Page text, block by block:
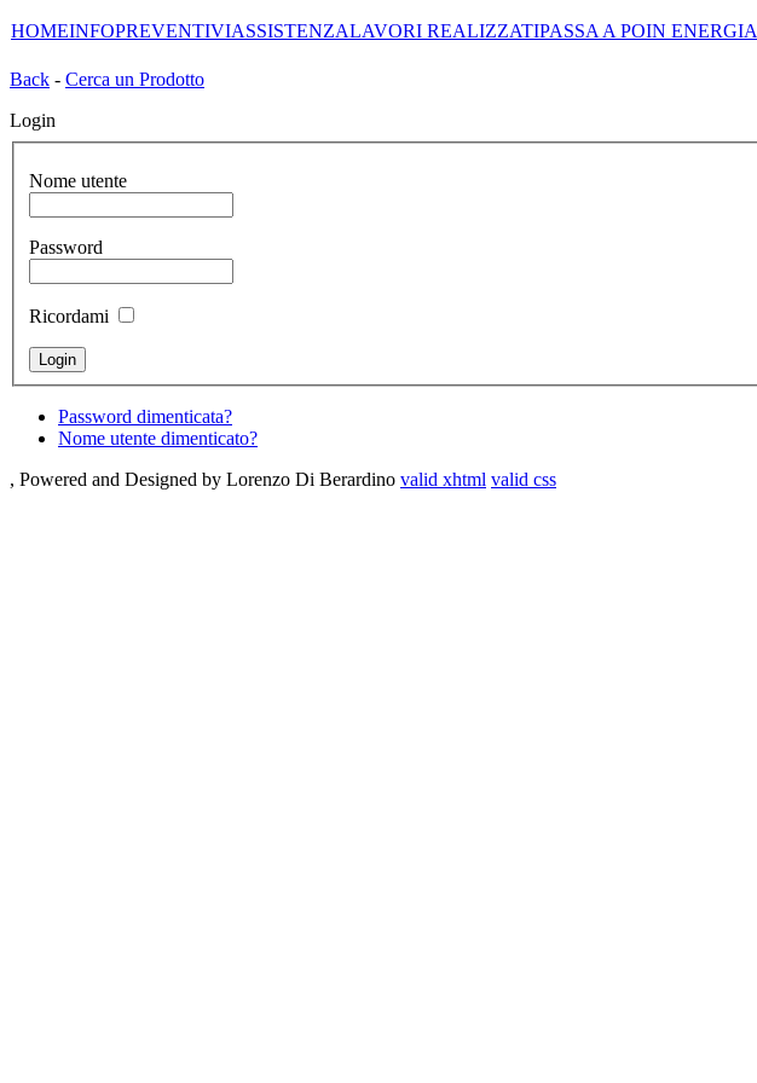
HOMEINFOPREVENTIVIASSISTENZALAVORI REALIZZATIPASSA A POIN ENERGIA
Back - Cerca un Prodotto
Login
Nome utente
Password
Ricordami
Password dimenticata?
Nome utente dimenticato?
, Powered and Designed by Lorenzo Di Berardino valid xhtml valid css